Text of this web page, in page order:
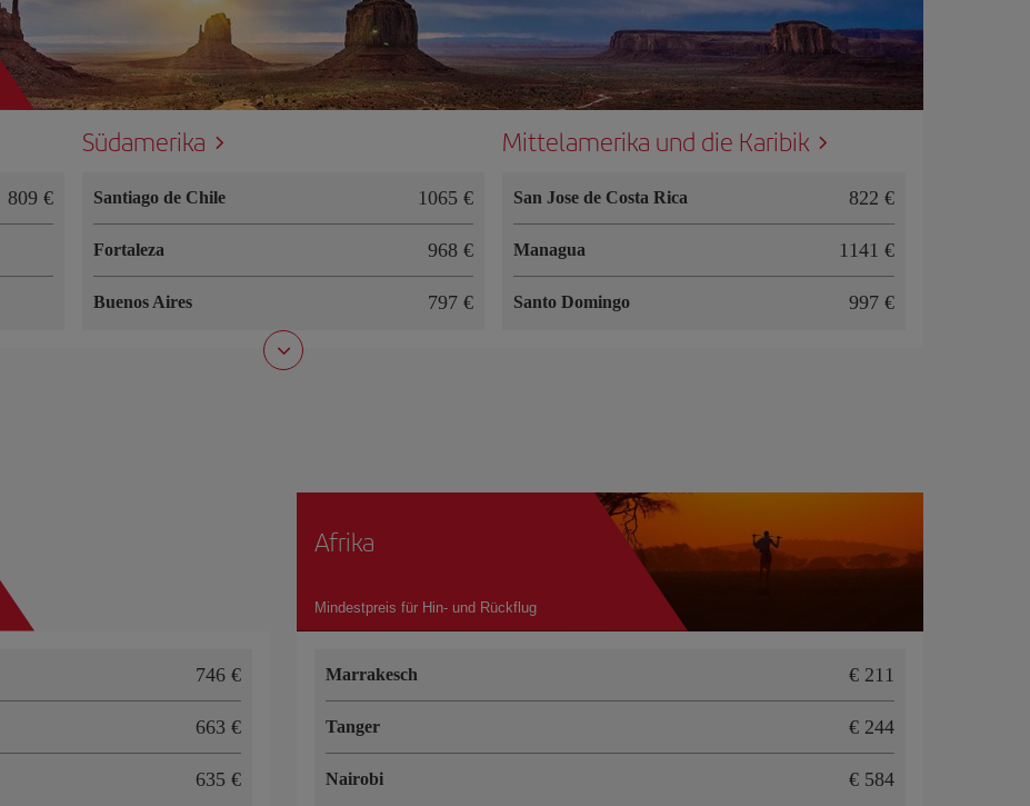
809 €
Südamerika
Santiago de Chile 1065 €
Fortaleza 968 €
Buenos Aires 797 €
Mittelamerika und die Karibik
San Jose de Costa Rica 822 €
Managua 1141 €
Santo Domingo 997 €
746 €
663 €
635 €
Afrika
Mindestpreis für Hin- und Rückflug
Marrakesch € 211
Tanger € 244
Nairobi € 584